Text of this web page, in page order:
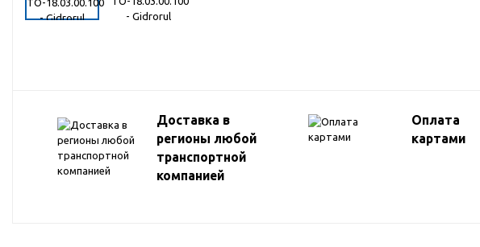
Распродажа
Доставка в
регионы любой
транспортной
компанией
Оплата
картами